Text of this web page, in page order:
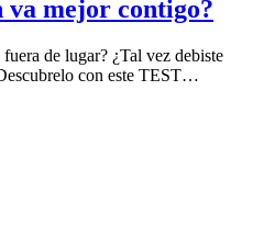
va mejor contigo?
de lugar? ¿Tal vez debiste
con este TEST…